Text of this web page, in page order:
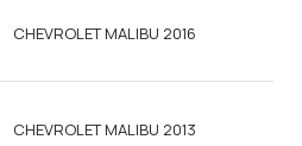
CHEVROLET MALIBU 2016
CHEVROLET MALIBU 2013